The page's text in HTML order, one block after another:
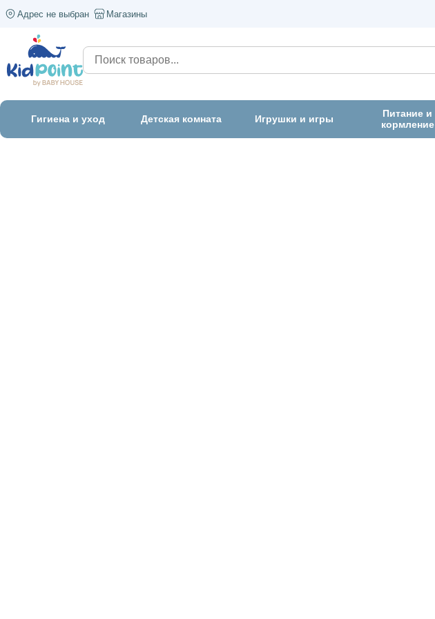
Адрес не выбран Магазины
Гигиена и уход Детская комната Игрушки и игры
Питание и
кормление